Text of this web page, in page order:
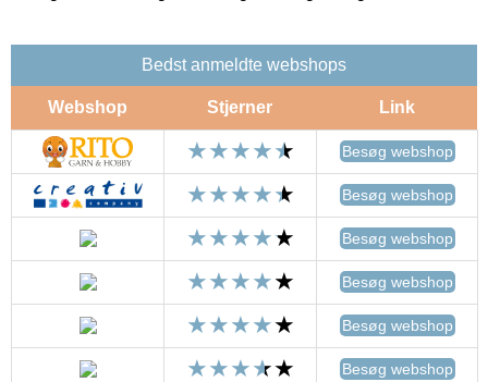
Bedst anmeldte webshops
Webshop Stjerner Link
Besøg webshop
Besøg webshop
Besøg webshop
Besøg webshop
Besøg webshop
Besøg webshop